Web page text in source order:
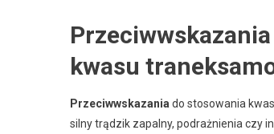
kwasu
Przeciwwskazania do stosowania
silny trądzik zapalny, podrażnienia czy